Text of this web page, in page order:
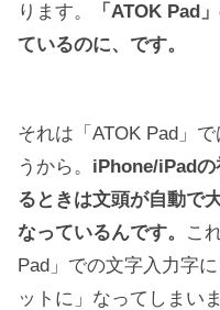
ります。
「ATOK Pad
ているのに、です。
それは「ATOK Pad」
うから。 iPhone/iPadの
るときは文頭が自動で
なっているんです。
こ
Pad」での文字入力字
ットに」なってしまい